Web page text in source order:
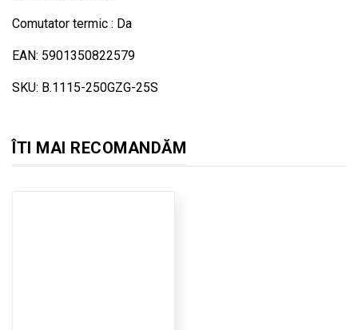
Comutator termic : Da
EAN: 5901350822579
SKU: B.1115-250GZG-25S
ÎTI MAI RECOMANDĂM